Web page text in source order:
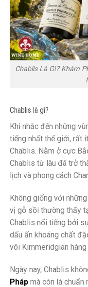
Chablis Là Gì? Khám
Chablis là gì?
Khi nhắc đến những
tiếng nhất thế giới, rất
Chablis. Nằm ở cực
Chablis từ lâu đã trở
lịch và phong cách
Không giống với
vị gỗ sồi thường thấy
Chablis nổi tiếng bởi
dấu ấn khoáng chất
vôi Kimmeridgian
Ngày nay, Chablis
Pháp mà còn là